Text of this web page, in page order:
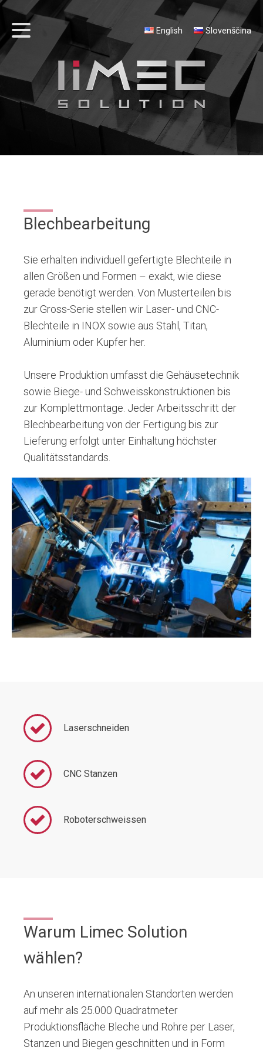
English Slovenščina
Blechbearbeitung
Sie erhalten individuell gefertigte Blechteile in
allen Größen und Formen – exakt, wie diese
gerade benötigt werden. Von Musterteilen bis
zur Gross-Serie stellen wir Laser- und CNC-
Blechteile in INOX sowie aus Stahl, Titan,
Aluminium oder Kupfer her.
Unsere Produktion umfasst die Gehäusetechnik
sowie Biege- und Schweisskonstruktionen bis
zur Komplettmontage. Jeder Arbeitsschritt der
Blechbearbeitung von der Fertigung bis zur
Lieferung erfolgt unter Einhaltung höchster
Qualitätsstandards.
Laserschneiden
CNC Stanzen
Roboterschweissen
Warum Limec Solution
wählen?
An unseren internationalen Standorten werden
auf mehr als 25.000 Quadratmeter
Produktionsfläche Bleche und Rohre per Laser,
Stanzen und Biegen geschnitten und in Form